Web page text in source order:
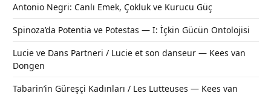
Antonio Negri: Canlı Emek, Çokluk ve Kurucu Güç
Spinoza’da Potentia ve Potestas — I: İçkin Gücün Ontolojisi
Lucie ve Dans Partneri / Lucie et son danseur — Kees van
Dongen
Tabarin’in Güreşçi Kadınları / Les Lutteuses — Kees van